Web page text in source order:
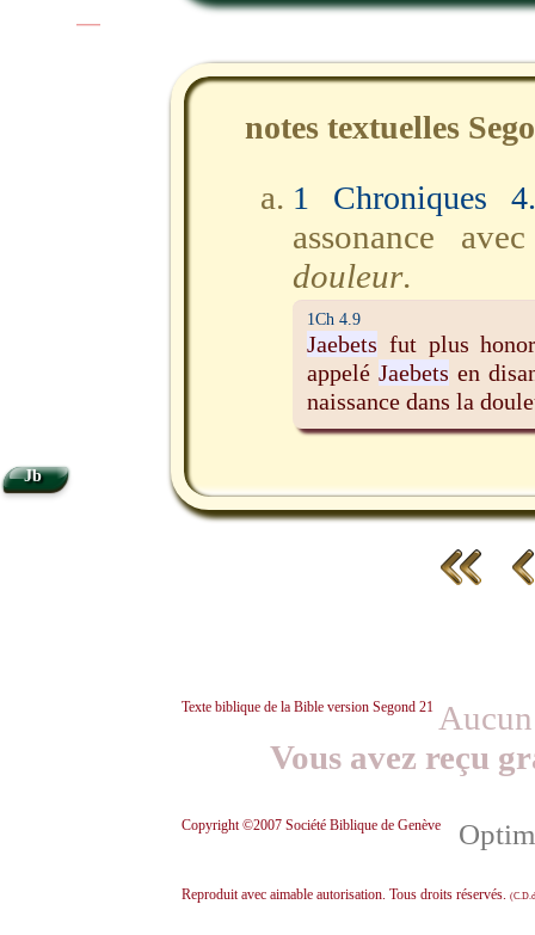
notes textuelles
1 Chroniques
assonance
douleur.
1Ch 4.9
Jaebets fut plus
appelé Jaebets en
naissance dans la
Texte biblique de la Bible version Segond 21
Vous avez reçu
Copyright ©2007 Société Biblique de Genève
Reproduit avec aimable autorisation. Tous droits réservés.
Jb